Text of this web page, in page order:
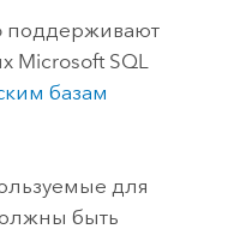
поддерживают
Microsoft SQL
базам
для
быть